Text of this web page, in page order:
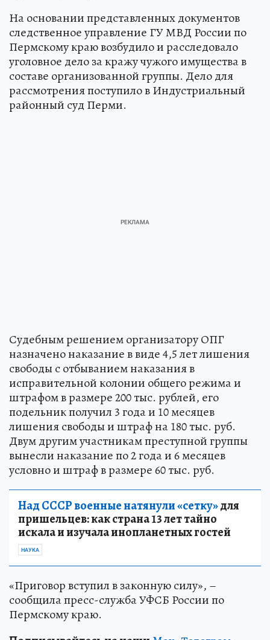
На основании представленных документов
следственное управление ГУ МВД России по
Пермскому краю возбудило и расследовало
уголовное дело за кражу чужого имущества в
составе организованной группы. Дело для
рассмотрения поступило в Индустриальный
районный суд Перми.
Судебным решением организатору ОПГ
назначено наказание в виде 4,5 лет лишения
свободы с отбыванием наказания в
исправительной колонии общего режима и
штрафом в размере 200 тыс. рублей, его
подельник получил 3 года и 10 месяцев
лишения свободы и штраф на 180 тыс. руб.
Двум другим участникам преступной группы
вынесли наказание по 2 года и 6 месяцев
условно и штраф в размере 60 тыс. руб.
Над СССР военные натянули «сетку»для
пришельцев: как страна 13 лет тайно
искала и изучала инопланетных гостей
НАУКА
«Приговор вступил в законную силу», –
сообщила пресс-служба УФСБ России по
Пермскому краю.